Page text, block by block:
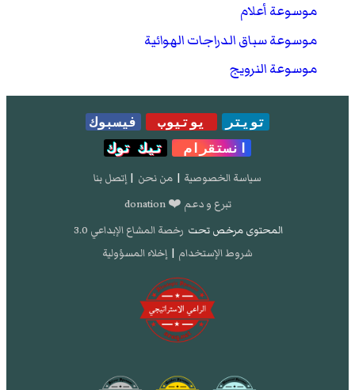
موسوعة أعلام
موسوعة سباق الدراجات الهوائية
موسوعة النرويج
تويتر يوتيوب
فيسبوك
انستقرام
تيك توك
سياسة الخصوصية | من نحن | إتصل بنا
تبرع و دعم ❤️ donation
المحتوى مرخص تحت رخصة المشاع الإبداعي 3.0
شروط الإستخدام | إخلاء المسؤولية